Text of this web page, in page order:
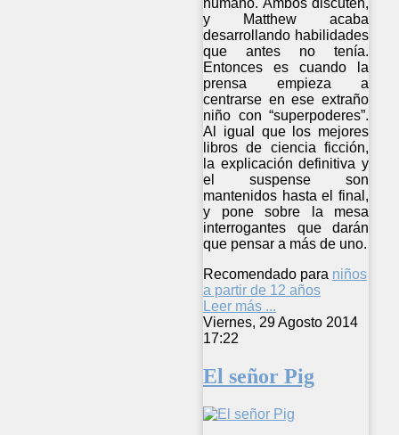
y Matthew acaba
desarrollando habilidades
que antes no tenía.
Entonces es cuando la
prensa empieza a
centrarse en ese extraño
niño con “superpoderes”.
Al igual que los mejores
libros de ciencia ficción,
la explicación definitiva y
el suspense son
mantenidos hasta el final,
y pone sobre la mesa
interrogantes que darán
que pensar a más de uno.
Recomendado para niños
a partir de 12 años
Leer más ...
Viernes, 29 Agosto 2014
17:22
El señor Pig